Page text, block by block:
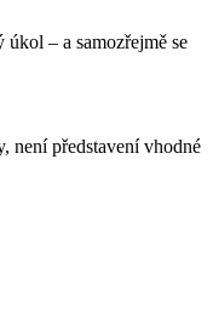
– a samozřejmě se
není představení vhodné